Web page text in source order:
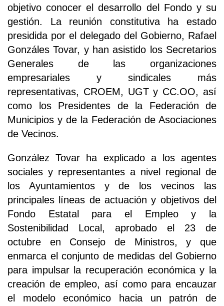
objetivo conocer el desarrollo del Fondo y su
gestión. La reunión constitutiva ha estado
presidida por el delegado del Gobierno, Rafael
Gonzáles Tovar, y han asistido los Secretarios
Generales de las organizaciones
empresariales y sindicales más
representativas, CROEM, UGT y CC.OO, así
como los Presidentes de la Federación de
Municipios y de la Federación de Asociaciones
de Vecinos.
González Tovar ha explicado a los agentes
sociales y representantes a nivel regional de
los Ayuntamientos y de los vecinos las
principales líneas de actuación y objetivos del
Fondo Estatal para el Empleo y la
Sostenibilidad Local, aprobado el 23 de
octubre en Consejo de Ministros, y que
enmarca el conjunto de medidas del Gobierno
para impulsar la recuperación económica y la
creación de empleo, así como para encauzar
el modelo económico hacia un patrón de